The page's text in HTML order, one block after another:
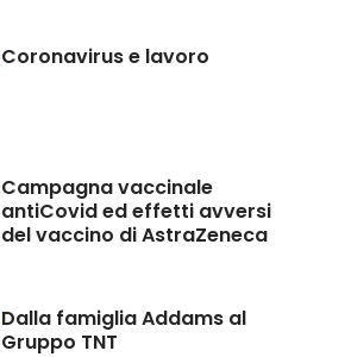
Coronavirus e lavoro
Campagna vaccinale
antiCovid ed effetti avversi
del vaccino di AstraZeneca
Dalla famiglia Addams al
Gruppo TNT